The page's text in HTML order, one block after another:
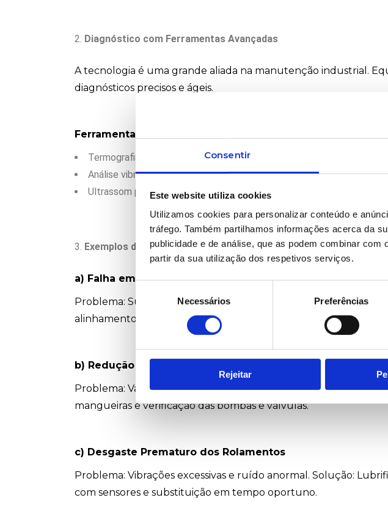
Consentir
Este website utiliza cookies
Utilizamos cookies para personalizar conteúdo e
tráfego. Também partilhamos informações acerca da
publicidade e de análise, que as podem combinar
partir da sua utilização dos respetivos serviços.
de
consentimento
Necessários Preferências
Rejeitar
Diagnóstico com Ferramentas Avançadas
A tecnologia é uma grande aliada na manutenção industrial.
diagnósticos precisos e ágeis.
Ferramentas utilizadas:
Termografia para deteção de superaquecimento.
Análise vibracional para identificar desalinhamentos ou
Ultrassom para verificar vazamentos de ar comprimido ou fluídos.
Exemplos de Problemas Comuns e Soluções
a) Falha em Motores Elétricos
Problema: Superaquecimento e consumo excessivo de energia.
alinhamento correto do eixo e análise do sistema de ventilação.
b) Redução de Eficiência em Sistemas Hidráulicos
Problema: Vazamento de óleo e perda de pressão. Solução:
mangueiras e verificação das bombas e válvulas.
c) Desgaste Prematuro dos Rolamentos
Problema: Vibrações excessivas e ruído anormal. Solução:
com sensores e substituição em tempo oportuno.